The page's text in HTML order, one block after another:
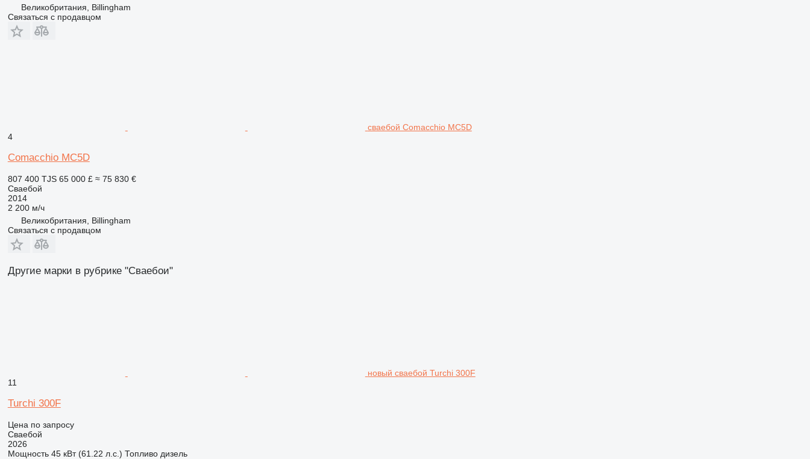
Великобритания, Billingham
Связаться с продавцом
сваебой Comacchio MC5D
4
Comacchio MC5D
807 400 TJS 65 000 £ ≈ 75 830 €
Сваебой
2014
2 200 м/ч
Великобритания, Billingham
Связаться с продавцом
Другие марки в рубрике "Сваебои"
новый сваебой Turchi 300F
11
Turchi 300F
Цена по запросу
Сваебой
2026
Мощность 45 кВт (61.22 л.с.) Топливо дизель